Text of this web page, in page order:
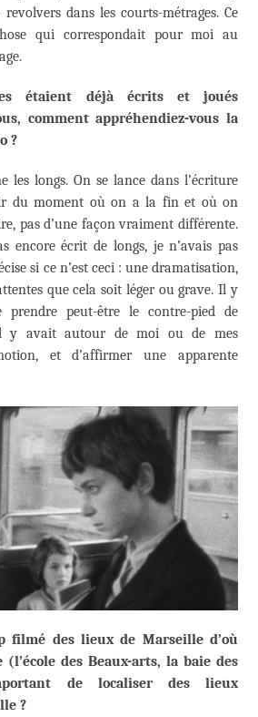
dans les courts-métrages. Ce
qui correspondait pour moi au
étaient déjà écrits et joués
comment appréhendiez-vous la
?
les longs. On se lance dans l’écriture
du moment où on a la fin et où on
pas d’une façon vraiment différente.
encore écrit de longs, je n’avais pas
si ce n’est ceci : une dramatisation,
que cela soit léger ou grave. Il y
peut-être le contre-pied de
y avait autour de moi ou de mes
et d’affirmer une apparente
filmé des lieux de Marseille d’où
des Beaux-arts, la baie des
de localiser des lieux
?